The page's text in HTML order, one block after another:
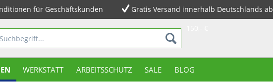
für Geschäftskunden
Gratis Versand innerhalb Deutschlands ab
WERKSTATT ARBEITSSCHUTZ SALE BLOG